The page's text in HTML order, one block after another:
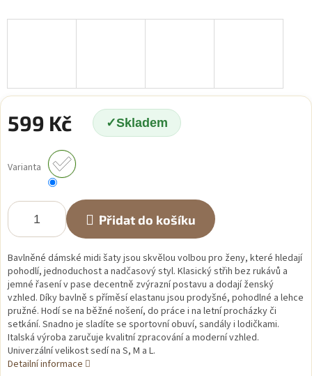
599 Kč Skladem
cena:
Varianta
Přidat do košíku
Bavlněné dámské midi šaty jsou skvělou volbou pro ženy, které hledají
pohodlí, jednoduchost a nadčasový styl. Klasický střih bez rukávů a
jemné řasení v pase decentně zvýrazní postavu a dodají ženský
vzhled. Díky bavlně s příměsí elastanu jsou prodyšné, pohodlné a lehce
pružné. Hodí se na běžné nošení, do práce i na letní procházky či
setkání. Snadno je sladíte se sportovní obuví, sandály i lodičkami.
Italská výroba zaručuje kvalitní zpracování a moderní vzhled.
Univerzální velikost sedí na S, M a L.
Detailní informace